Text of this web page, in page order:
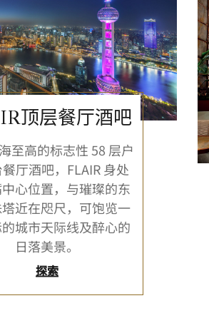
顶层餐厅酒吧
至高的标志性 58 层户
厅酒吧，FLAIR 身处
心位置，与璀璨的东
近在咫尺，可饱览一
城市天际线及醉心的
日落美景。
探索